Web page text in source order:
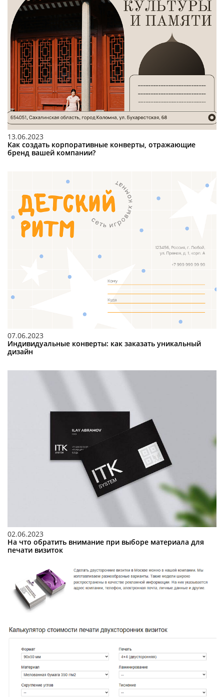
13.06.2023
Как создать корпоративные конверты, отражающие
бренд вашей компании?
07.06.2023
Индивидуальные конверты: как заказать уникальный
дизайн
02.06.2023
На что обратить внимание при выборе материала для
печати визиток